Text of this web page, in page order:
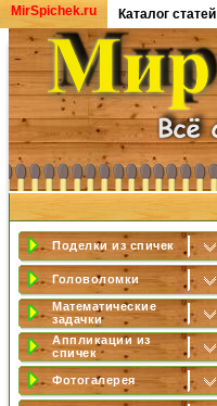
MirSpichek.ru Каталог статей
Поделки из спичек
Головоломки
Математические
задачки
Аппликации из
спичек
Фотогалерея